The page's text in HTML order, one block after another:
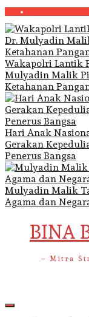
Skip
to
content
Wakapolri Lantik
Mulyadin Malik
Ketahanan
Hari Anak
Gerakan
Penerus Bangsa
Mulyadin Malik
Agama dan
BINA
– Mitra
Primary